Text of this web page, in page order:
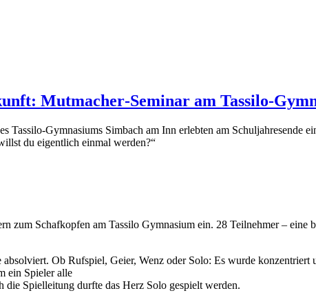
Mutmacher‑Seminar am Tassilo-
Tassilo-Gymnasiums Simbach am Inn erlebten am
du eigentlich einmal werden?“
zum Schafkopfen am Tassilo Gymnasium ein. 28 Teilnehmer –
Ob Rufspiel, Geier, Wenz oder Solo: Es wurde
ein Spieler alle
die Spielleitung durfte das Herz Solo gespielt werden.